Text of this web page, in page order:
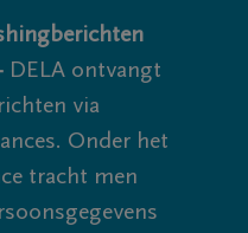
DELA ontvangt
via
Onder het
tracht men